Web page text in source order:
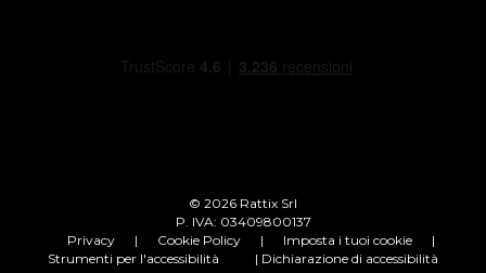
© 2026 Rattix Srl
P. IVA: 03409800137
Privacy
| Cookie Policy | Imposta i tuoi cookie
|
Strumenti per l'accessibilità
| Dichiarazione di accessibilità